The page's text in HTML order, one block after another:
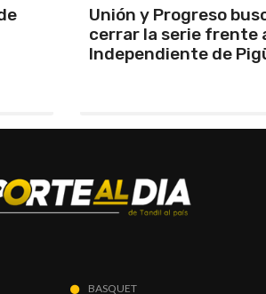
Se programó la
URD
BASQUET